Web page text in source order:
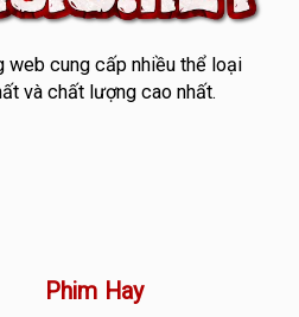
web cung cấp nhiều thể loại
và chất lượng cao nhất.
Phim Hay